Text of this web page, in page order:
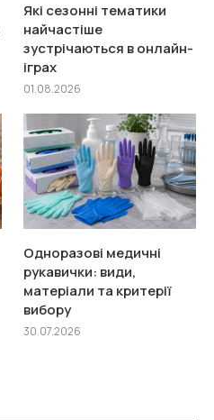
Які сезонні тематики
найчастіше
зустрічаються в онлайн-
іграх
01.08.2026
Одноразові медичні
рукавички: види,
матеріали та критерії
вибору
30.07.2026